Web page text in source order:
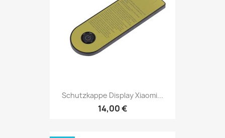
Schutzkappe Display Xiaomi...
14,00 €